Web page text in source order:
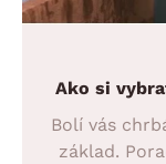
Ako si
Bolí vás
základ.